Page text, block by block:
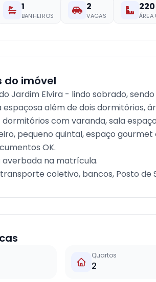
1
BANHEIROS
2
VAGAS
220
ÁREA
do imóvel
Jardim Elvira - lindo sobrado,
além de dois dormitórios,
com varanda, sala
pequeno quintal, espaço
OK.
na matrícula.
coletivo, bancos, Posto de
Quartos
2